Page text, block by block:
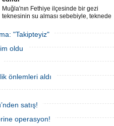
Muğla'nın Fethiye ilçesinde bir gezi
teknesinin su alması sebebiyle, teknede
teknenin batmaması için bölgede
kurtarma çalışması başlatıldı.
"Takipteyiz"
oldu
önlemleri aldı
satış!
operasyon!